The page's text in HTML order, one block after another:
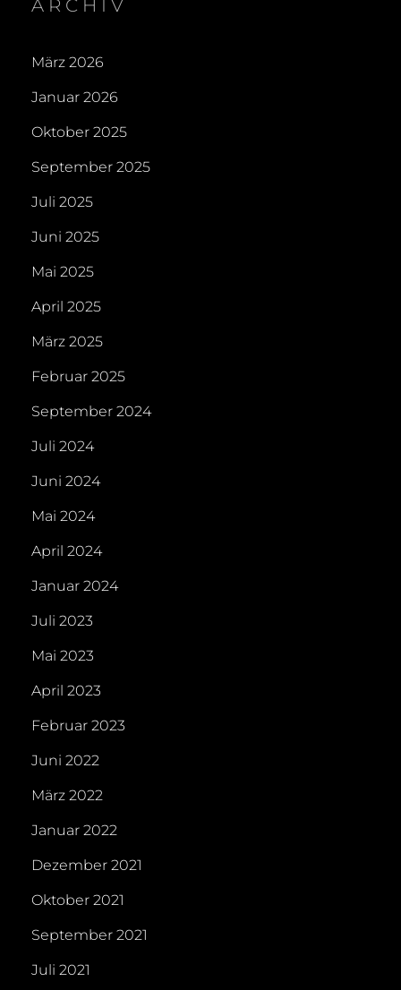
ARCHIV
März 2026
Januar 2026
Oktober 2025
September 2025
Juli 2025
Juni 2025
Mai 2025
April 2025
März 2025
Februar 2025
September 2024
Juli 2024
Juni 2024
Mai 2024
April 2024
Januar 2024
Juli 2023
Mai 2023
April 2023
Februar 2023
Juni 2022
März 2022
Januar 2022
Dezember 2021
Oktober 2021
September 2021
Juli 2021